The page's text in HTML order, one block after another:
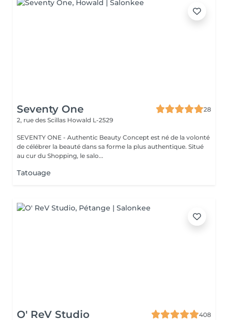
Seventy One
28
2, rue des Scillas Howald L-2529
SEVENTY ONE - Authentic Beauty Concept est né de la volonté
de célébrer la beauté dans sa forme la plus authentique. Situé
au cur du Shopping, le salo...
Tatouage
O' ReV Studio 408